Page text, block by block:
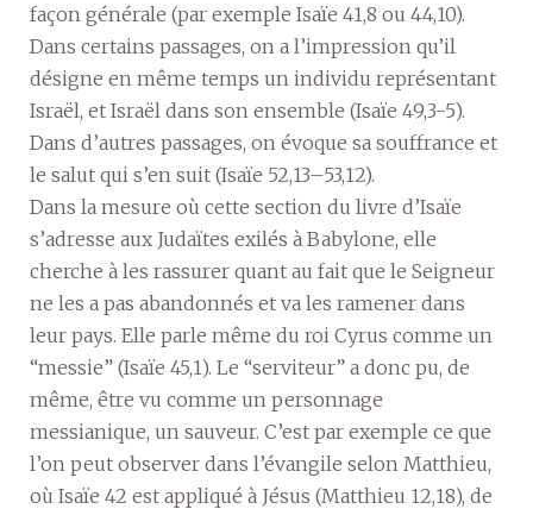
façon générale (par exemple Isaïe 41,8 ou 44,10).
Dans certains passages, on a l’impression qu’il
désigne en même temps un individu représentant
Israël, et Israël dans son ensemble (Isaïe 49,3-5).
Dans d’autres passages, on évoque sa souffrance et
le salut qui s’en suit (Isaïe 52,13–53,12).
Dans la mesure où cette section du livre d’Isaïe
s’adresse aux Judaïtes exilés à Babylone, elle
cherche à les rassurer quant au fait que le Seigneur
ne les a pas abandonnés et va les ramener dans
leur pays. Elle parle même du roi Cyrus comme un
“messie” (Isaïe 45,1). Le “serviteur” a donc pu, de
même, être vu comme un personnage
messianique, un sauveur. C’est par exemple ce que
l’on peut observer dans l’évangile selon Matthieu,
où Isaïe 42 est appliqué à Jésus (Matthieu 12,18), de